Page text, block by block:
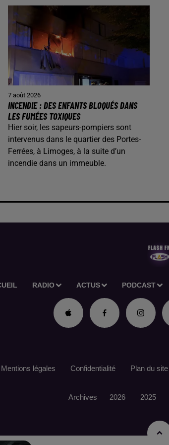
7 août 2026
INCENDIE : DES ENFANTS BLOQUÉS DANS
LES FUMÉES TOXIQUES
Hier soir, les sapeurs-pompiers sont
intervenus dans le quartier des Portes-
Ferrées, à Limoges, à la suite d’un
incendie dans un immeuble.
RADIO ACTUS PODCAST
Mentions légales Confidentialité Plan du site
Archives 2026 2025